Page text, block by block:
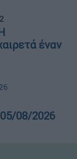
έναν
05/08/2026